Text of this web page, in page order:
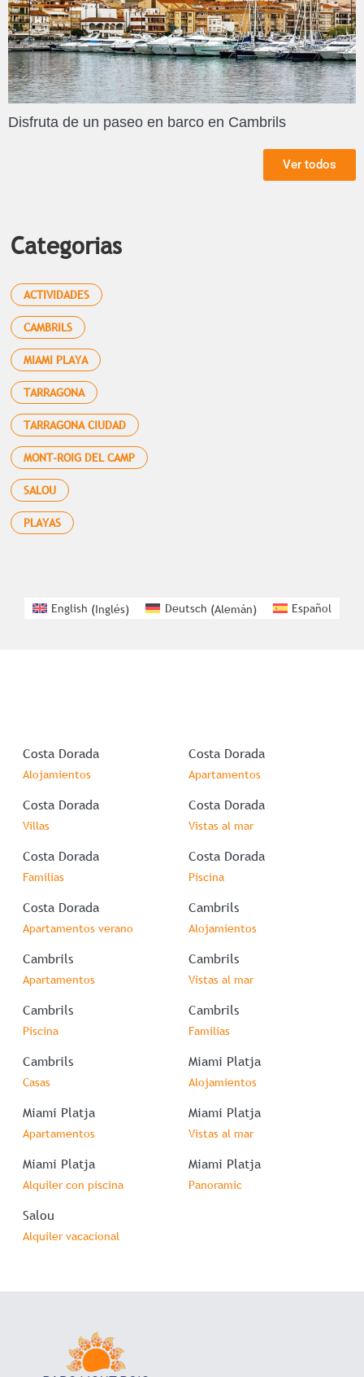
Disfruta de un paseo en barco en Cambrils
Ver todos
Categorias
ACTIVIDADES
CAMBRILS
MIAMI PLAYA
TARRAGONA
TARRAGONA CIUDAD
MONT-ROIG DEL CAMP
SALOU
PLAYAS
English (Inglés) Deutsch (Alemán) Español
Costa Dorada
Alojamientos
Costa Dorada
Apartamentos
Costa Dorada
Villas
Costa Dorada
Vistas al mar
Costa Dorada
Familias
Costa Dorada
Piscina
Costa Dorada
Apartamentos verano
Cambrils
Alojamientos
Cambrils
Apartamentos
Cambrils
Vistas al mar
Cambrils
Piscina
Cambrils
Familias
Cambrils
Casas
Miami Platja
Alojamientos
Miami Platja
Apartamentos
Miami Platja
Vistas al mar
Miami Platja
Alquiler con piscina
Miami Platja
Panoramic
Salou
Alquiler vacacional